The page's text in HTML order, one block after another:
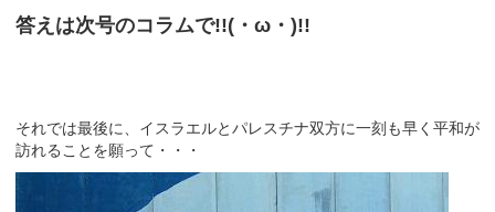
答えは次号のコラムで!!(・ω・)!!
それでは最後に、イスラエルとパレスチナ双方に一刻も早く平和が
訪れることを願って・・・